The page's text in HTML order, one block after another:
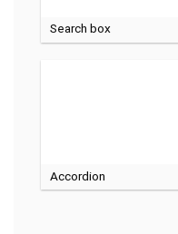
Search box
Accordion